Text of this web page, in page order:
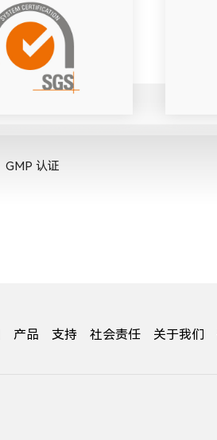
GMP 认证
产品 支持 社会责任 关于我们